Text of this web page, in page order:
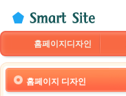
홈페이지디자인
홈페이지 디자인